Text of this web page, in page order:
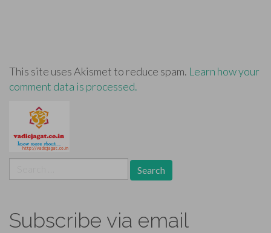
This site uses Akismet to reduce spam. Learn how your
comment data is processed.
for:
Subscribe via email